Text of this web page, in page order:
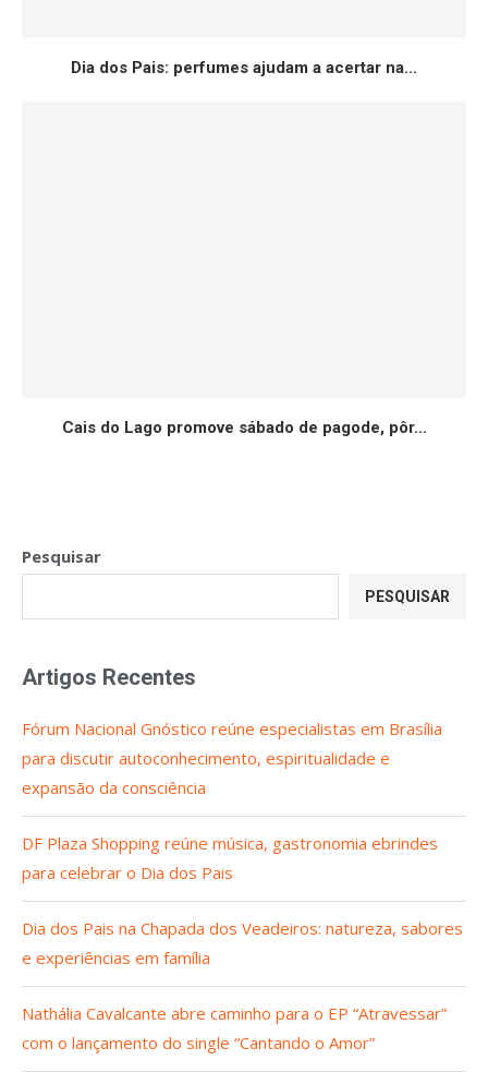
Dia dos Pais: perfumes ajudam a acertar na...
Cais do Lago promove sábado de pagode, pôr...
Pesquisar
PESQUISAR
Artigos Recentes
Fórum Nacional Gnóstico reúne especialistas em Brasília
para discutir autoconhecimento, espiritualidade e
expansão da consciência
DF Plaza Shopping reúne música, gastronomia ebrindes
para celebrar o Dia dos Pais
Dia dos Pais na Chapada dos Veadeiros: natureza, sabores
e experiências em família
Nathália Cavalcante abre caminho para o EP “Atravessar”
com o lançamento do single “Cantando o Amor”